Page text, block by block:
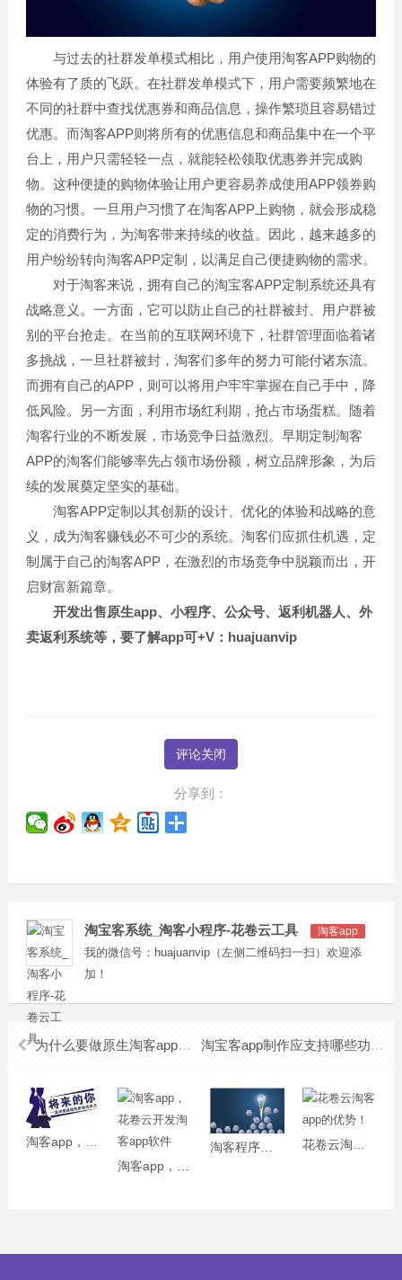
与过去的社群发单模式相比，用户使用淘客APP购物的
体验有了质的飞跃。在社群发单模式下，用户需要频繁地在
不同的社群中查找优惠券和商品信息，操作繁琐且容易错过
优惠。而淘客APP则将所有的优惠信息和商品集中在一个平
台上，用户只需轻轻一点，就能轻松领取优惠券并完成购
物。这种便捷的购物体验让用户更容易养成使用APP领券购
物的习惯。一旦用户习惯了在淘客APP上购物，就会形成稳
定的消费行为，为淘客带来持续的收益。因此，越来越多的
用户纷纷转向淘客APP定制，以满足自己便捷购物的需求。
对于淘客来说，拥有自己的淘宝客APP定制系统还具有
战略意义。一方面，它可以防止自己的社群被封、用户群被
别的平台抢走。在当前的互联网环境下，社群管理面临着诸
多挑战，一旦社群被封，淘客们多年的努力可能付诸东流。
而拥有自己的APP，则可以将用户牢牢掌握在自己手中，降
低风险。另一方面，利用市场红利期，抢占市场蛋糕。随着
淘客行业的不断发展，市场竞争日益激烈。早期定制淘客
APP的淘客们能够率先占领市场份额，树立品牌形象，为后
续的发展奠定坚实的基础。
淘客APP定制以其创新的设计、优化的体验和战略的意
义，成为淘客赚钱必不可少的系统。淘客们应抓住机遇，定
制属于自己的淘客APP，在激烈的市场竞争中脱颖而出，开
启财富新篇章。
开发出售原生app、小程序、公众号、返利机器人、外
卖返利系统等，要了解app可+V：huajuanvip
评论关闭
分享到：
淘宝客系统_淘客小程序-花卷云工具 淘客app
我的微信号：huajuanvip（左侧二维码扫一扫）欢迎添
加！
为什么要做原生淘客app开发 淘宝客app制作应支持哪些功能